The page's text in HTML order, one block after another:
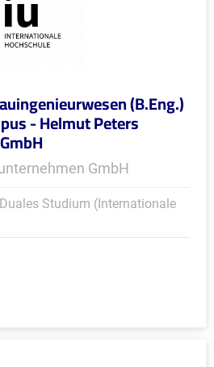
(B.Eng.)
- Helmut Peters
GmbH
Studium (Internationale